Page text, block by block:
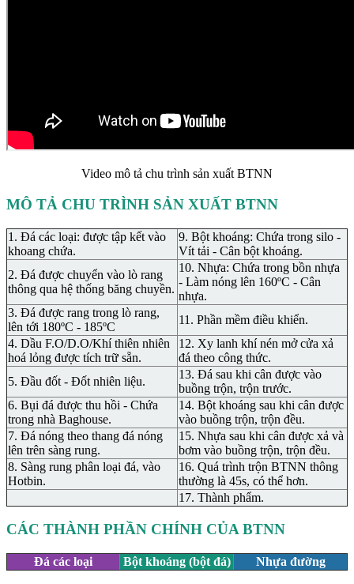
Video mô tả chu trình sản xuất BTNN
MÔ TẢ CHU TRÌNH SẢN XUẤT BTNN
1. Đá các loại: được tập kết vào
khoang chứa.
9. Bột khoáng: Chứa trong silo -
Vít tải - Cân bột khoáng.
2. Đá được chuyển vào lò rang
thông qua hệ thống băng chuyền.
10. Nhựa: Chứa trong bồn nhựa
- Làm nóng lên 160ºC - Cân
nhựa.
3. Đá được rang trong lò rang,
lên tới 180ºC - 185ºC
11. Phần mềm điều khiển.
4. Dầu F.O/D.O/Khí thiên nhiên
hoá lỏng được tích trữ sẵn.
12. Xy lanh khí nén mở cửa xả
đá theo công thức.
5. Đầu đốt - Đốt nhiên liệu.
13. Đá sau khi cân được vào
buồng trộn, trộn trước.
6. Bụi đá được thu hồi - Chứa
trong nhà Baghouse.
14. Bột khoáng sau khi cân được
vào buồng trộn, trộn đều.
7. Đá nóng theo thang đá nóng
lên trên sàng rung.
15. Nhựa sau khi cân được xả và
bơm vào buồng trộn, trộn đều.
8. Sàng rung phân loại đá, vào
Hotbin.
16. Quá trình trộn BTNN thông
thường là 45s, có thể hơn.
17. Thành phẩm.
CÁC THÀNH PHẦN CHÍNH CỦA BTNN
Đá các loại Bột khoáng (bột đá) Nhựa đường